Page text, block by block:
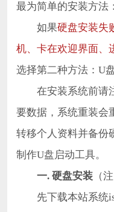
最为简单的安装方法
如果硬盘安装失
机、卡在欢迎界面、
选择第二种方法：U
在安装系统前请注
要数据，系统重装会
转移个人资料并备份
制作U盘启动工具。
一. 硬盘安装（
先下载本站系统